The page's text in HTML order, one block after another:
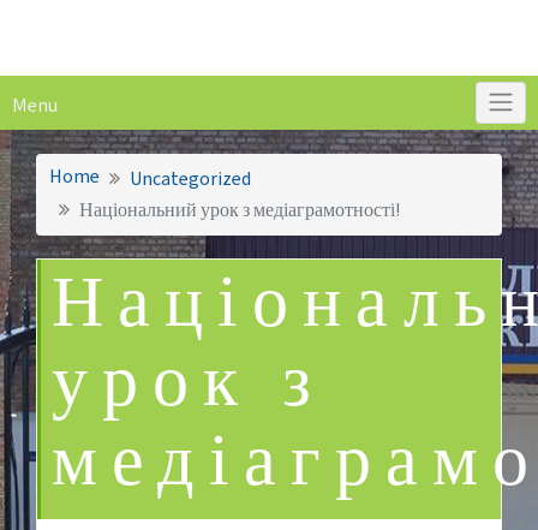
Menu
Home
Uncategorized
Національний урок з медіаграмотності!
урок з